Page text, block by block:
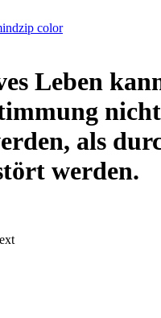
Leben
als
werden.